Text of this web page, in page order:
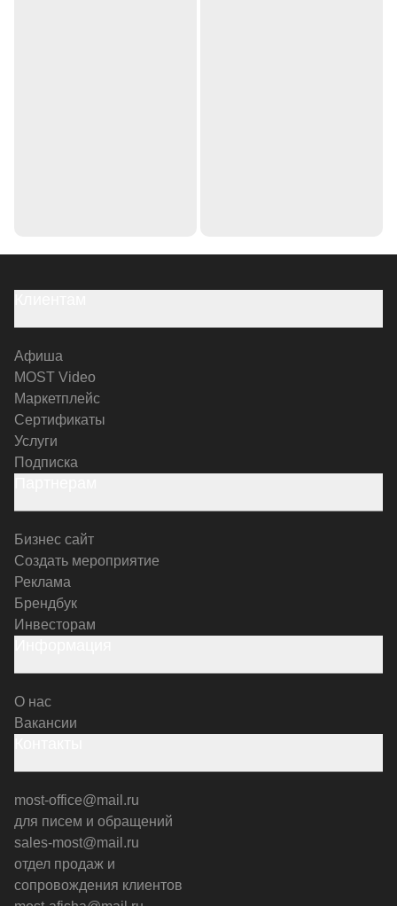
Афиша
MOST Video
Маркетплейс
Сертификаты
Услуги
Подписка
Бизнес сайт
Создать мероприятие
Реклама
Брендбук
Инвесторам
О нас
Вакансии
most-office@mail.ru
для писем и обращений
sales-most@mail.ru
отдел продаж и
сопровождения клиентов